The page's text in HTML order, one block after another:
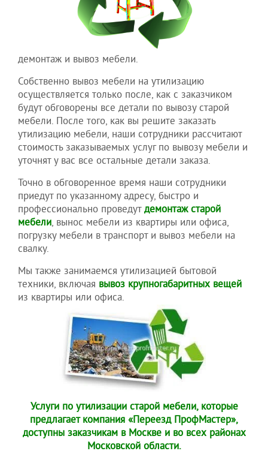
демонтаж и вывоз мебели.
Собственно вывоз мебели на утилизацию
осуществляется только после, как с заказчиком
будут обговорены все детали по вывозу старой
мебели. После того, как вы решите заказать
утилизацию мебели, наши сотрудники рассчитают
стоимость заказываемых услуг по вывозу мебели и
уточнят у вас все остальные детали заказа.
Точно в обговоренное время наши сотрудники
приедут по указанному адресу, быстро и
профессионально проведутдемонтаж старой
мебели, вынос мебели из квартиры или офиса,
погрузку мебели в транспорт и вывоз мебели на
свалку.
Мы также занимаемся утилизацией бытовой
техники, включая вывоз крупногабаритных вещей
из квартиры или офиса.
Услуги по утилизации старой мебели, которые
предлагает компания «Переезд ПрофМастер»,
доступны заказчикам в Москве и во всех районах
Московской области.